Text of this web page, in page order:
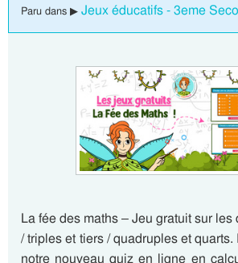
Paru dans ▶ Jeux éducatifs - 3eme
La fée des maths – Jeu gratuit sur
/ triples et tiers / quadruples et
notre nouveau quiz en ligne en